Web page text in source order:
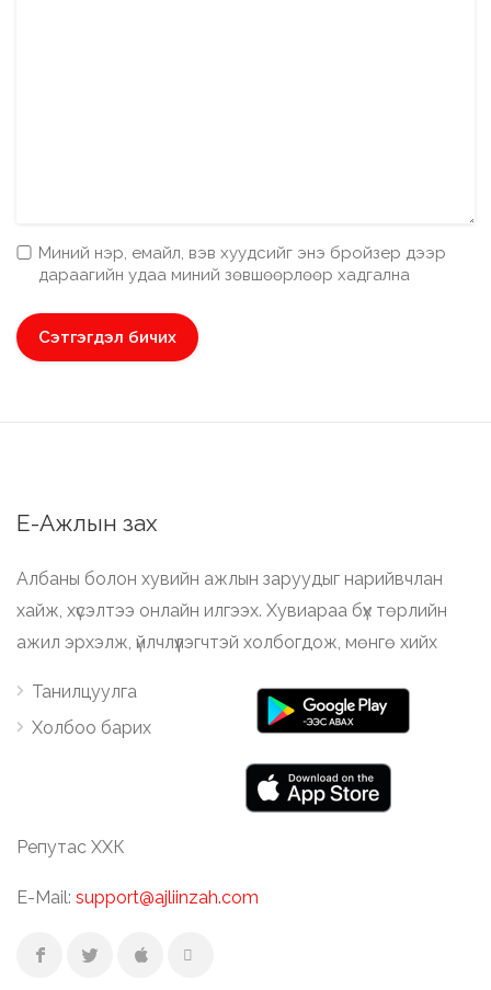
Миний нэр, емайл, вэв хуудсийг энэ бройзер дээр
дараагийн удаа миний зөвшөөрлөөр хадгална
Е-Ажлын зах
Албаны болон хувийн ажлын заруудыг нарийвчлан
хайж, хүсэлтээ онлайн илгээх. Хувиараа бүх төрлийн
ажил эрхэлж, үйлчлүүлэгчтэй холбогдож, мөнгө хийх
Танилцуулга
Холбоо барих
Репутас ХХК
E-Mail: support@ajliinzah.com